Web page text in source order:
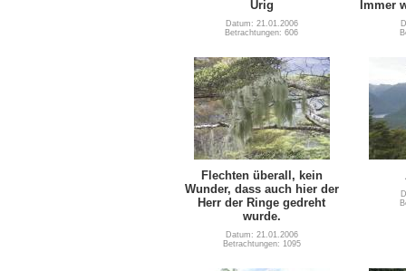
Urig
Datum: 21.01.2006
Betrachtungen: 606
Immer
Flechten überall, kein
Wunder, dass auch hier der
Herr der Ringe gedreht
wurde.
Datum: 21.01.2006
Betrachtungen: 1095